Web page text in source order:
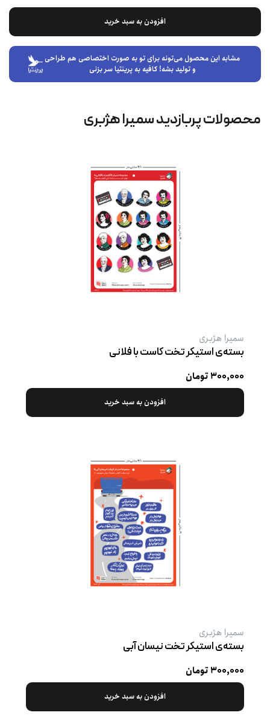
افزودن به سبد خرید
مشابه این محصول می‌تونه برای تو به صورت اختصاصی هم طراحی
و تولید بشه! کافیه به پرینتیا سر بزنی
محصولات پربازدید سمیرا هژبری
سمیرا هژبری
بسته‌ی استیکر تخت کاست با فلانی
۳۰۰,۰۰۰ تومان
افزودن به سبد خرید
سمیرا هژبری
بسته‌ی استیکر تخت نیسان آبی
۳۰۰,۰۰۰ تومان
افزودن به سبد خرید